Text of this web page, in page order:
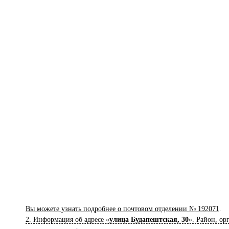
Вы можете узнать подробнее о почтовом отделении № 192071
2. Информация об адресе «улица Будапештская, 30». Район,